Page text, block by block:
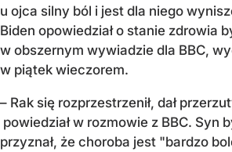
u ojca silny ból i jest dla niego
Biden opowiedział o stanie zdrowia
w obszernym wywiadzie dla BBC,
w piątek wieczorem.
– Rak się rozprzestrzenił, dał
powiedział w rozmowie z BBC. Syn
przyznał, że choroba jest "bardzo